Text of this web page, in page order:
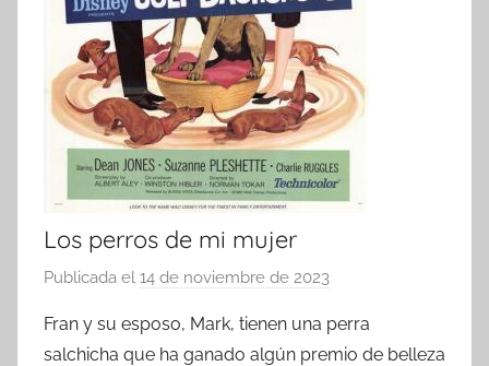
Los perros de mi mujer
Publicada el 14 de noviembre de 2023
r
Fran y su esposo, Mark, tienen una perra
salchicha que ha ganado algún premio de belleza